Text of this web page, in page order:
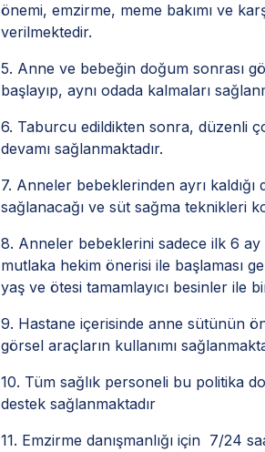
önemi, emzirme, meme bakımı ve
verilmektedir.
5. Anne ve bebeğin doğum sonrası
başlayıp, aynı odada kalmaları
6. Taburcu edildikten sonra, düzenli
devamı sağlanmaktadır.
7. Anneler bebeklerinden ayrı kaldığı
sağlanacağı ve süt sağma teknikleri
8. Anneler bebeklerini sadece ilk 6
mutlaka hekim önerisi ile başlaması
yaş ve ötesi tamamlayıcı besinler ile
9. Hastane içerisinde anne sütünün
görsel araçların kullanımı
10. Tüm sağlık personeli bu politika
destek sağlanmaktadır
11. Emzirme danışmanlığı için 7/